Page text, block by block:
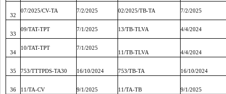
32
07/2025/CV-TA 7/2/2025 02/2025/TB-TA 7/2/2025
33
09/TAT-TPT 7/1/2025 13/TB-TLVA 4/4/2024
34
10/TAT-TPT 7/1/2025
11/TB-TLVA 4/4/2024
35 753/TTTPDS-TA30 16/10/2024 753/TB-TA 16/10/2024
36 11/TA-CV 9/1/2025 11/TA-TB 9/1/2025